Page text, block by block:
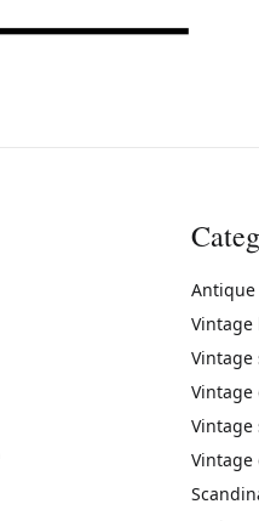
Vintage
Vintage
Vintage
Vintage
Vintage